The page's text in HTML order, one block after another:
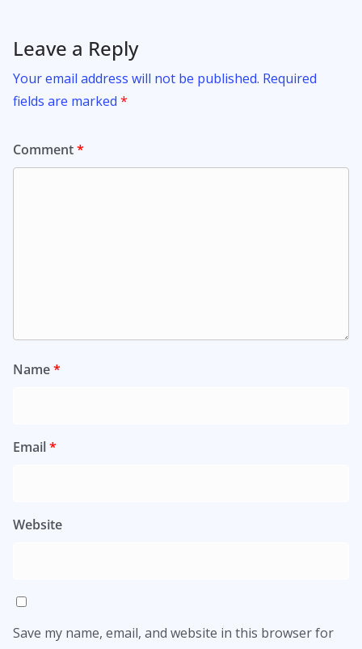
Leave a Reply
Your email address will not be published. Required
fields are marked *
Comment*
Name*
Email*
Website
Save my name, email, and website in this browser for